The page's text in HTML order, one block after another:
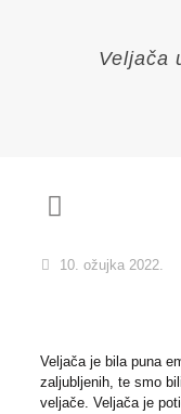
Veljača
10. ožujka 2022.
Veljača je bila puna
zaljubljenih, te smo
veljače. Veljača je